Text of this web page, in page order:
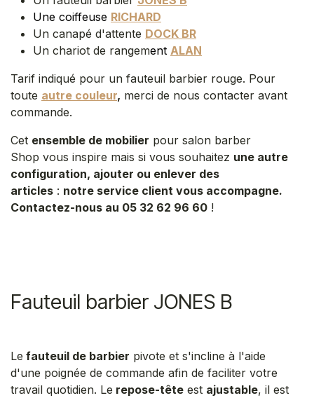
Une coiffeuse RICHARD
Un canapé d'attente DOCK BR​
Un chariot de rangement ALAN
Tarif indiqué pour un fauteuil barbier rouge. Pour
toute autre couleur, merci de nous contacter avant
commande.
Cet ensemble de mobilier pour salon barber
Shop vous inspire mais si vous souhaitez une autre
configuration, ajouter ou enlever des
articles : notre service client vous accompagne.
Contactez-nous au 05 32 62 96 60 !
Fauteuil barbier JONES B
Le fauteuil de barbier pivote et s'incline à l'aide
d'une poignée de commande afin de faciliter votre
travail quotidien. Le repose-tête est ajustable, il est